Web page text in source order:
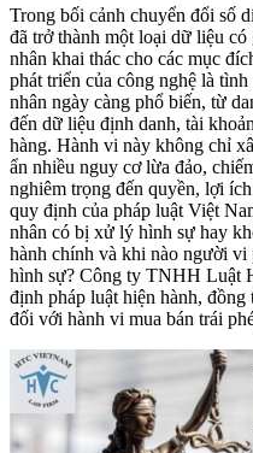
Trong bối cảnh chuyển đổi số
đã trở thành một loại dữ liệu
nhân khai thác cho các mục
phát triển của công nghệ là
nhân ngày càng phổ biến, từ
đến dữ liệu định danh, tài
hàng. Hành vi này không chỉ
ẩn nhiều nguy cơ lừa đảo,
nghiêm trọng đến quyền, lợi
quy định của pháp luật Việt
nhân có bị xử lý hình sự hay
hành chính và khi nào người
hình sự? Công ty TNHH Luật
định pháp luật hiện hành,
đối với hành vi mua bán trái